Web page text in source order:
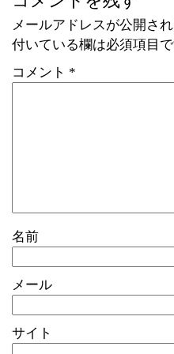
メールアドレスが公開さ
付いている欄は必須項目
コメント *
名前
メール
サイト